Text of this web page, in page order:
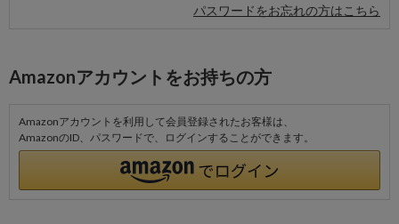
パスワードをお忘れの方はこちら
Amazonアカウントをお持ちの方
Amazonアカウントを利用して会員登録されたお客様は、
AmazonのID、パスワードで、ログインすることができます。